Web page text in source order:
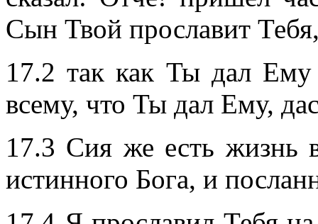
Сын Твой прославит
17.2 так как Ты дал Ему
всему, что Ты дал Ему,
17.3 Сия же есть жизнь
истинного Бога, и